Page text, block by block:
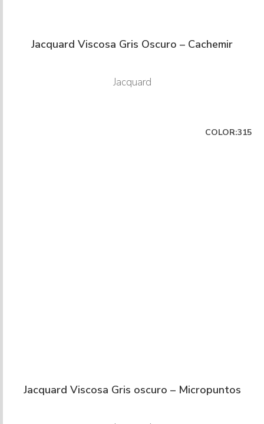
Jacquard Viscosa Gris Oscuro – Cachemir
Jacquard
COLOR:315
Jacquard Viscosa Gris oscuro – Micropuntos